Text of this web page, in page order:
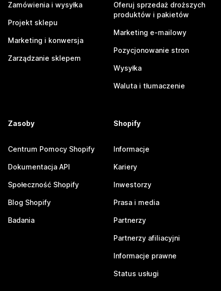
Zamówienia i wysyłka
Projekt sklepu
Marketing i konwersja
Zarządzanie sklepem
Oferuj sprzedaż droższych
produktów i pakietów
Marketing e-mailowy
Pozycjonowanie stron
Wysyłka
Waluta i tłumaczenie
Zasoby
Centrum Pomocy Shopify
Dokumentacja API
Społeczność Shopify
Blog Shopify
Badania
Shopify
Informacje
Kariery
Inwestorzy
Prasa i media
Partnerzy
Partnerzy afiliacyjni
Informacje prawne
Status usługi